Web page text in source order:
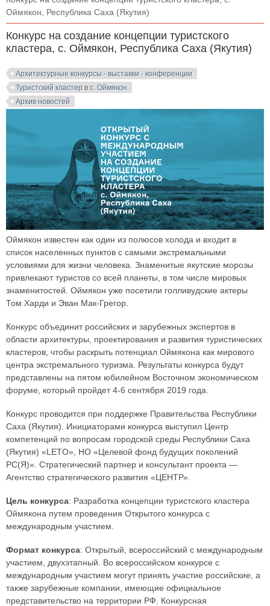
Оймякон, Республика Саха (Якутия)
Конкурс на создание концепции туристского
кластера, с. Оймякон, Республика Саха (Якутия)
Архитектурные конкурсы - выставки - конференции
Туристский кластер в с. Оймякон
Архив новостей
Оймякон известен как один из полюсов холода и входит в
список населенных пунктов с самыми экстремальными
условиями для жизни человека. Знаменитые якутские морозы
привлекают туристов со всей планеты, в том числе мировых
знаменитостей. Оймякон уже посетили голливудские актеры
Том Харди и Эван Мак-Грегор.
Конкурс объединит российских и зарубежных экспертов в
области архитектуры, проектирования и развития туристических
кластеров, чтобы раскрыть потенциал Оймякона как мирового
центра экстремального туризма. Результаты конкурса будут
представлены на пятом юбилейном Восточном экономическом
форуме, который пройдет 4-6 сентября 2019 года.
Конкурс проводится при поддержке Правительства Республики
Саха (Якутия). Инициаторами конкурса выступил Центр
компетенций по вопросам городской среды Республики Саха
(Якутия) «LETO», НО «Целевой фонд будущих поколений
РС(Я)». Стратегический партнер и консультант проекта —
Агентство стратегического развития «ЦЕНТР».
Цель конкурса: Разработка концепции туристского кластера
Оймякона путем проведения Открытого конкурса с
международным участием.
Формат конкурса: Открытый, всероссийский с международным
участием, двухэтапный. Во всероссийском конкурсе с
международным участием могут принять участие российские, а
также зарубежные компании, имеющие официальное
представительство на территории РФ. Конкурсная